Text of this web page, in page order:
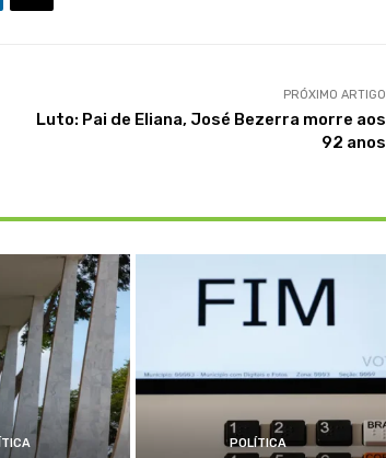
PRÓXIMO ARTIGO
Luto: Pai de Eliana, José Bezerra morre aos
92 anos
POLÍTICA